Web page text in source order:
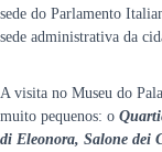
sede do Parlamento
sede administrativa da
A visita no Museu do
muito pequenos: o
di Eleonora, Salone dei